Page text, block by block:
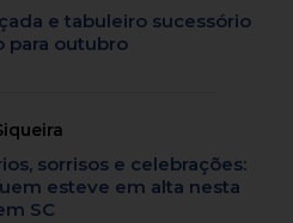
e tabuleiro sucessório
para outubro
sorrisos e celebrações:
esteve em alta nesta
SC